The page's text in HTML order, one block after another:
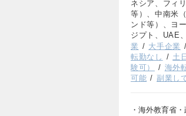
ネシア、フィ
等）、中南米
ンド等）、ヨ
ジプト、UAE
業
大手企業
転勤なし
土
験可）
海外
可能
副業し
・海外教育省